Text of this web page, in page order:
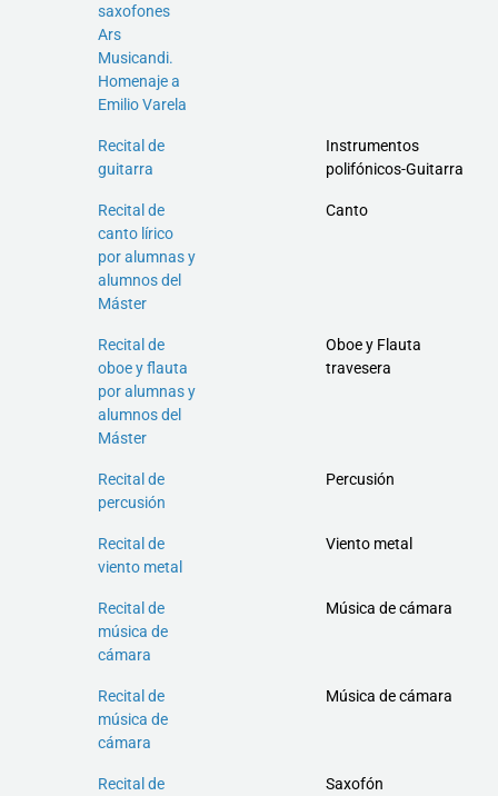
saxofones
Ars
Musicandi.
Homenaje a
Emilio Varela
Recital de
guitarra
Instrumentos
polifónicos-Guitarra
Recital de
canto lírico
por alumnas y
alumnos del
Máster
Canto
Recital de
oboe y flauta
por alumnas y
alumnos del
Máster
Oboe y Flauta
travesera
Recital de
percusión
Percusión
Recital de
viento metal
Viento metal
Recital de
música de
cámara
Música de cámara
Recital de
música de
cámara
Música de cámara
Recital de
Saxofón